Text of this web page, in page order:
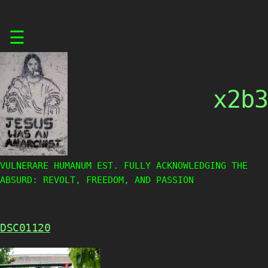
content
☰
x2b3
VULNERARE HUMANUM EST. FULLY ACKNOWLEDGING THE
ABSURD: REVOLT, FREEDOM, AND PASSION
DSC01120